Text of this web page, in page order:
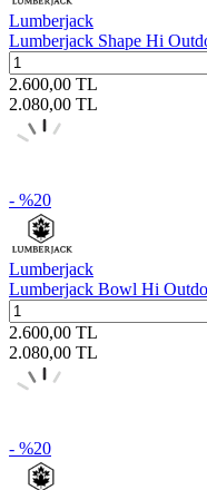
Lumberjack
Lumberjack Shape Hi
2.600,00 TL
2.080,00 TL
- %20
Lumberjack
Lumberjack Bowl Hi
2.600,00 TL
2.080,00 TL
- %20